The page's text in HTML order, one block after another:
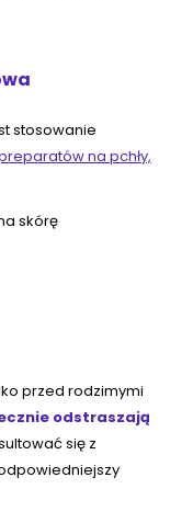
stosowanie
na pchły,
skórę
przed rodzimymi
odstraszają
się z